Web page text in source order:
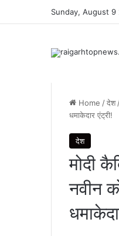
Sunday, August 9
Home /देश
धमाकेदार एंट्री!
देश
मोदी
नवीन